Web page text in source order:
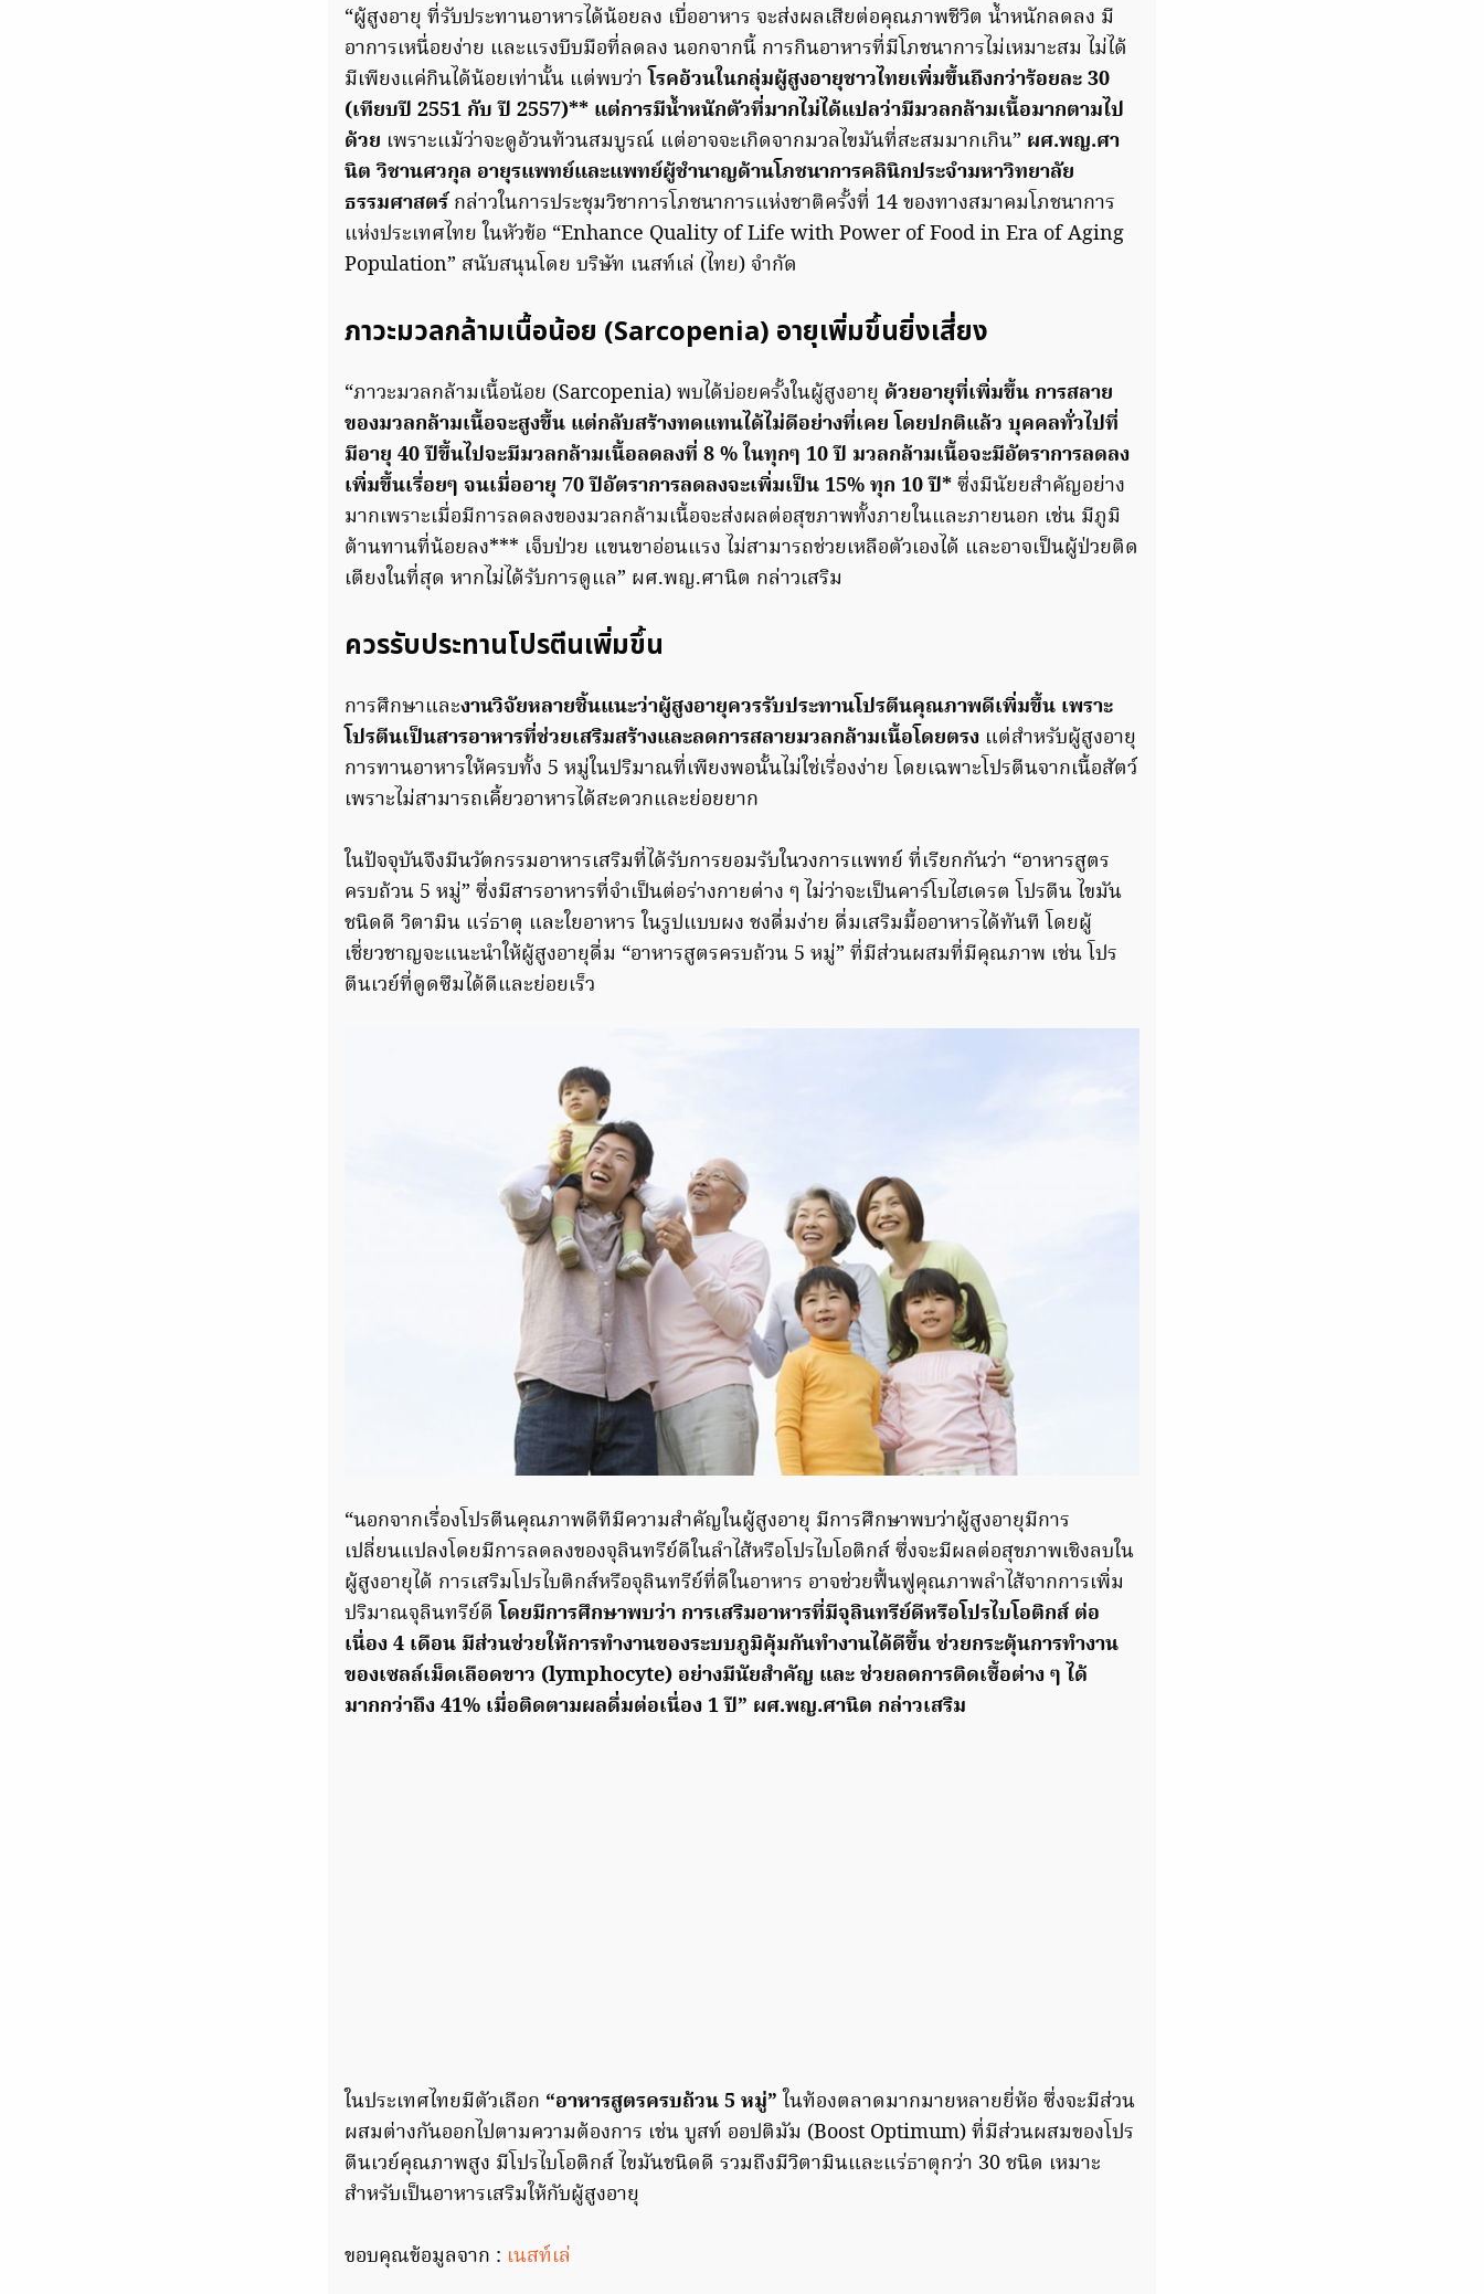
“ผู้สูงอายุ ที่รับประทานอาหารได้น้อยลง เบื่ออาหาร จะส่งผลเสียต่อคุณภาพชีวิต น้ำหนักลดลง มี
อาการเหนื่อยง่าย และแรงบีบมือที่ลดลง นอกจากนี้ การกินอาหารที่มีโภชนาการไม่เหมาะสม ไม่ได้
มีเพียงแค่กินได้น้อยเท่านั้น แต่พบว่าโรคอ้วนในกลุ่มผู้สูงอายุชาวไทยเพิ่มขึ้นถึงกว่าร้อยละ 30
(เทียบปี 2551 กับ ปี 2557)** แต่การมีน้ำหนักตัวที่มากไม่ได้แปลว่ามีมวลกล้ามเนื้อมากตามไป
ด้วย เพราะแม้ว่าจะดูอ้วนท้วนสมบูรณ์ แต่อาจจะเกิดจากมวลไขมันที่สะสมมากเกิน” ผศ.พญ.ศา
นิต วิชานศวกุล อายุรแพทย์และแพทย์ผู้ชำนาญด้านโภชนาการคลินิกประจำมหาวิทยาลัย
ธรรมศาสตร์กล่าวในการประชุมวิชาการโภชนาการแห่งชาติครั้งที่ 14 ของทางสมาคมโภชนาการ
แห่งประเทศไทย ในหัวข้อ “Enhance Quality of Life with Power of Food in Era of Aging
Population” สนับสนุนโดย บริษัท เนสท์เล่ (ไทย) จำกัด
ภาวะมวลกล้ามเนื้อน้อย (Sarcopenia) อายุเพิ่มขึ้นยิ่งเสี่ยง
“ภาวะมวลกล้ามเนื้อน้อย (Sarcopenia) พบได้บ่อยครั้งในผู้สูงอายุ ด้วยอายุที่เพิ่มขึ้น การสลาย
ของมวลกล้ามเนื้อจะสูงขึ้น แต่กลับสร้างทดแทนได้ไม่ดีอย่างที่เคย โดยปกติแล้ว บุคคลทั่วไปที่
มีอายุ 40 ปีขึ้นไปจะมีมวลกล้ามเนื้อลดลงที่ 8 % ในทุกๆ 10 ปี มวลกล้ามเนื้อจะมีอัตราการลดลง
เพิ่มขึ้นเรื่อยๆ จนเมื่ออายุ 70 ปีอัตราการลดลงจะเพิ่มเป็น 15% ทุก 10 ปี*ซึ่งมีนัยยสำคัญอย่าง
มากเพราะเมื่อมีการลดลงของมวลกล้ามเนื้อจะส่งผลต่อสุขภาพทั้งภายในและภายนอก เช่น มีภูมิ
ต้านทานที่น้อยลง*** เจ็บป่วย แขนขาอ่อนแรง ไม่สามารถช่วยเหลือตัวเองได้ และอาจเป็นผู้ป่วยติด
เตียงในที่สุด หากไม่ได้รับการดูแล” ผศ.พญ.ศานิต กล่าวเสริม
ควรรับประทานโปรตีนเพิ่มขึ้น
การศึกษาและงานวิจัยหลายชิ้นแนะว่าผู้สูงอายุควรรับประทานโปรตีนคุณภาพดีเพิ่มขึ้น เพราะ
โปรตีนเป็นสารอาหารที่ช่วยเสริมสร้างและลดการสลายมวลกล้ามเนื้อโดยตรง แต่สำหรับผู้สูงอายุ
การทานอาหารให้ครบทั้ง 5 หมู่ในปริมาณที่เพียงพอนั้นไม่ใช่เรื่องง่าย โดยเฉพาะโปรตีนจากเนื้อสัตว์
เพราะไม่สามารถเคี้ยวอาหารได้สะดวกและย่อยยาก
ในปัจจุบันจึงมีนวัตกรรมอาหารเสริมที่ได้รับการยอมรับในวงการแพทย์ ที่เรียกกันว่า “อาหารสูตร
ครบถ้วน 5 หมู่” ซึ่งมีสารอาหารที่จำเป็นต่อร่างกายต่าง ๆ ไม่ว่าจะเป็นคาร์โบไฮเดรต โปรตีน ไขมัน
ชนิดดี วิตามิน แร่ธาตุ และใยอาหาร ในรูปแบบผง ชงดื่มง่าย ดื่มเสริมมื้ออาหารได้ทันที โดยผู้
เชี่ยวชาญจะแนะนำให้ผู้สูงอายุดื่ม “อาหารสูตรครบถ้วน 5 หมู่” ที่มีส่วนผสมที่มีคุณภาพ เช่น โปร
ตีนเวย์ที่ดูดซึมได้ดีและย่อยเร็ว
“นอกจากเรื่องโปรตีนคุณภาพดีทีมีความสำคัญในผู้สูงอายุ มีการศึกษาพบว่าผู้สูงอายุมีการ
เปลี่ยนแปลงโดยมีการลดลงของจุลินทรีย์ดีในลำไส้หรือโปรไบโอติกส์ ซึ่งจะมีผลต่อสุขภาพเชิงลบใน
ผู้สูงอายุได้ การเสริมโปรไบติกส์หรือจุลินทรีย์ที่ดีในอาหาร อาจช่วยฟื้นฟูคุณภาพลำไส้จากการเพิ่ม
ปริมาณจุลินทรีย์ดีโดยมีการศึกษาพบว่า การเสริมอาหารที่มีจุลินทรีย์ดีหรือโปรไบโอติกส์ ต่อ
เนื่อง 4 เดือน มีส่วนช่วยให้การทำงานของระบบภูมิคุ้มกันทำงานได้ดีขึ้น ช่วยกระตุ้นการทำงาน
ของเซลล์เม็ดเลือดขาว (lymphocyte) อย่างมีนัยสำคัญ และ ช่วยลดการติดเชื้อต่าง ๆ ได้
มากกว่าถึง 41% เมื่อติดตามผลดื่มต่อเนื่อง 1 ปี” ผศ.พญ.ศานิต กล่าวเสริม
ในประเทศไทยมีตัวเลือก “อาหารสูตรครบถ้วน 5 หมู่” ในท้องตลาดมากมายหลายยี่ห้อ ซึ่งจะมีส่วน
ผสมต่างกันออกไปตามความต้องการ เช่น บูสท์ ออปติมัม (Boost Optimum) ที่มีส่วนผสมของโปร
ตีนเวย์คุณภาพสูง มีโปรไบโอติกส์ ไขมันชนิดดี รวมถึงมีวิตามินและแร่ธาตุกว่า 30 ชนิด เหมาะ
สำหรับเป็นอาหารเสริมให้กับผู้สูงอายุ
ขอบคุณข้อมูลจาก : เนสท์เล่